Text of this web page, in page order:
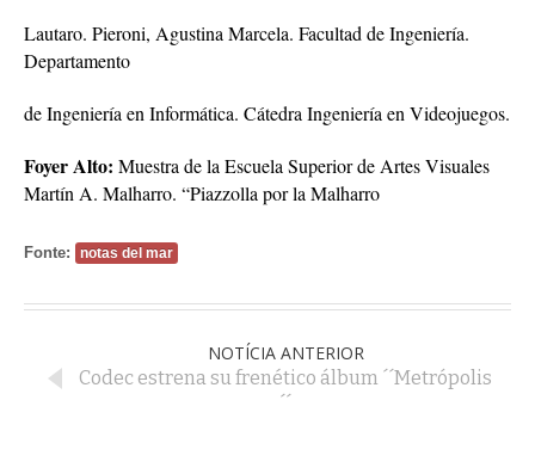
Lautaro. Pieroni, Agustina Marcela. Facultad de Ingeniería.
Departamento
de Ingeniería en Informática. Cátedra Ingeniería en Videojuegos.
Foyer Alto: Muestra de la Escuela Superior de Artes Visuales
Martín A. Malharro. “Piazzolla por la Malharro
Fonte: notas del mar
NOTÍCIA ANTERIOR
Codec estrena su frenético álbum ´´Metrópolis
´´